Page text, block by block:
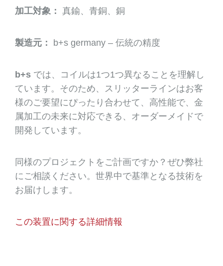
加工対象： 真鍮、青銅、銅
製造元： b+s germany – 伝統の精度
b+s では、コイルは1つ1つ異なることを理解し
ています。そのため、スリッターラインはお客
様のご要望にぴったり合わせて、高性能で、金
属加工の未来に対応できる、オーダーメイドで
開発しています。
同様のプロジェクトをご計画ですか？ぜひ弊社
にご相談ください。世界中で基準となる技術を
お届けします。
この装置に関する詳細情報